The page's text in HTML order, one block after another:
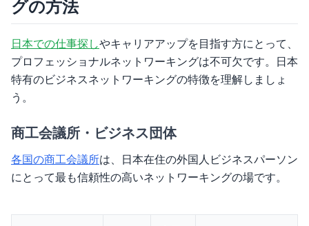
グの方法
日本での仕事探しやキャリアアップを目指す方にとって、
プロフェッショナルネットワーキングは不可欠です。日本
特有のビジネスネットワーキングの特徴を理解しましょ
う。
商工会議所・ビジネス団体
各国の商工会議所は、日本在住の外国人ビジネスパーソン
にとって最も信頼性の高いネットワーキングの場です。